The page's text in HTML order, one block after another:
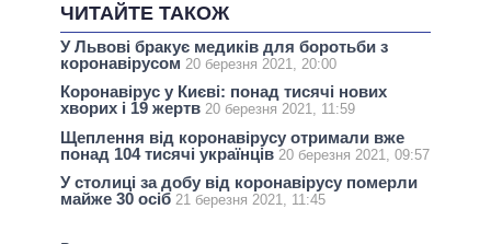
ЧИТАЙТЕ ТАКОЖ
У Львові бракує медиків для боротьби з
коронавірусом 20 березня 2021, 20:00
Коронавірус у Києві: понад тисячі нових
хворих і 19 жертв 20 березня 2021, 11:59
Щеплення від коронавірусу отримали вже
понад 104 тисячі українців 20 березня 2021, 09:57
У столиці за добу від коронавірусу померли
майже 30 осіб 21 березня 2021, 11:45